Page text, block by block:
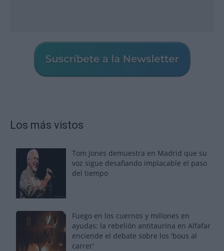
Los más vistos
Tom Jones demuestra en Madrid que su
voz sigue desafiando implacable el paso
del tiempo
Fuego en los cuernos y millones en
ayudas: la rebelión antitaurina en Alfafar
enciende el debate sobre los 'bous al
carrer'